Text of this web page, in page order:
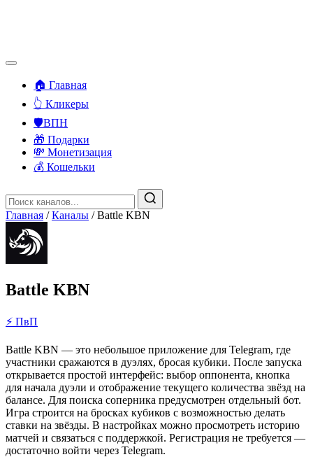
🏠 Главная
👆 Кликеры
🛡️ВПН
🎁 Подарки
💸 Монетизация
💰 Кошельки
Главная / Каналы / Battle KBN
Battle KBN
⚡ ПвП
Battle KBN — это небольшое приложение для Telegram, где
участники сражаются в дуэлях, бросая кубики. После запуска
открывается простой интерфейс: выбор оппонента, кнопка
для начала дуэли и отображение текущего количества звёзд на
балансе. Для поиска соперника предусмотрен отдельный бот.
Игра строится на бросках кубиков с возможностью делать
ставки на звёзды. В настройках можно просмотреть историю
матчей и связаться с поддержкой. Регистрация не требуется —
достаточно войти через Telegram.